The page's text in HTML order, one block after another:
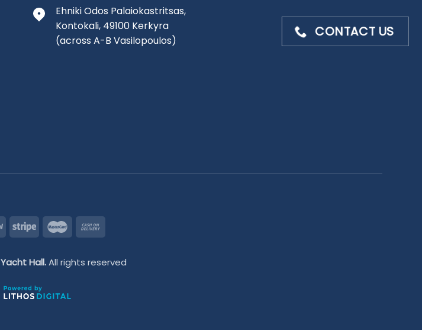
Ehniki Odos Palaiokastritsas,
Kontokali, 49100 Kerkyra
(across A-B Vasilopoulos)
Yacht Hall.All rights reserved
CONTACT US